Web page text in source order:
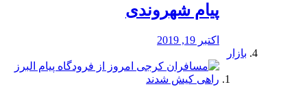
پیام شهروندی
اکتبر 19, 2019
بازار